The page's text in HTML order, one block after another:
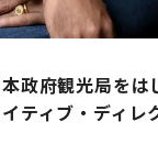
政府観光局を
ティブ・ディ